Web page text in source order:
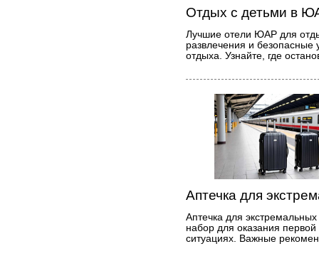
Отдых с детьми в
Лучшие отели ЮАР для
развлечения и безопасные
отдыха. Узнайте, где
Аптечка для
Аптечка для экстремальных
набор для оказания
ситуациях. Важные